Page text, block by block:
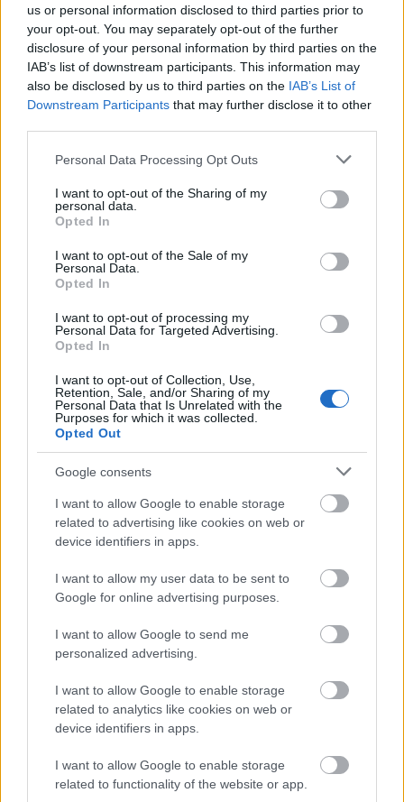
us or personal information disclosed to third parties prior to
your opt-out. You may separately opt-out of the further
disclosure of your personal information by third parties on the
IAB’s list of downstream participants. This information may
also be disclosed by us to third parties on the IAB’s List of
Downstream Participants that may further disclose it to other
Please note that this website/app uses one or more Google
not limited to your visit or usage behaviour. You may click to
grant or deny consent to Google and its third-party tags to
use your data for below specified purposes in below Google
consent section.
Personal Data Processing Opt Outs
I want to opt-out of the Sharing of my
personal data.
Opted In
I want to opt-out of the Sale of my
Personal Data.
Opted In
I want to opt-out of processing my
Personal Data for Targeted Advertising.
Opted In
I want to opt-out of Collection, Use,
Retention, Sale, and/or Sharing of my
Personal Data that Is Unrelated with the
Purposes for which it was collected.
Opted Out
Google consents
I want to allow Google to enable storage
related to advertising like cookies on web or
device identifiers in apps.
I want to allow my user data to be sent to
Google for online advertising purposes.
I want to allow Google to send me
personalized advertising.
I want to allow Google to enable storage
related to analytics like cookies on web or
device identifiers in apps.
I want to allow Google to enable storage
related to functionality of the website or app.
Αναμειγνύετε όλα τα υλικά μέχρι να έχετε ένα
ομοιογενές μίγμα, το εφαρμόζετε στις άκρες των
με χλιαρό νερό. Έπειτα λούζετε κανονικά τα μαλλιά
Θα αισθανθείτε τα μαλλιά σας πιο λαμπερά από
Ακολουθήστε το
newsκαι μάθετε τα πάντα γύρω από
τα καλύτερα προϊόντα ομορφιάς, την
τέλεια εφαρμογή τους και τα πιο hot
beauty news.